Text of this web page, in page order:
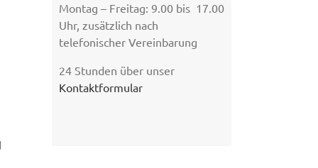
Montag – Freitag: 9.00 bis 17.00
Uhr, zusätzlich nach
telefonischer Vereinbarung
24 Stunden über unser
Kontaktformular